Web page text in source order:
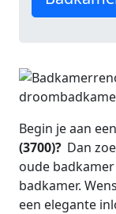
Begin je aan een
(3700)? Dan
oude
badkamer.
een elegante